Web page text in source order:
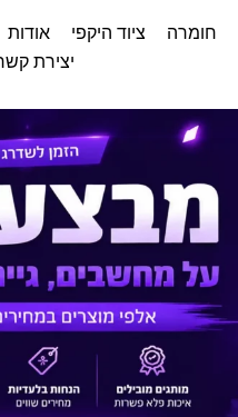
חומרה ציוד היקפי
אודות
יצירת